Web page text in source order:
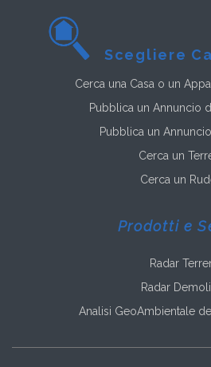
Scegliere
Cerca una Casa o un
Pubblica un Annuncio
Pubblica un
Cerca un
Cerca un
Prodotti e
Radar
Radar
Analisi GeoAmbientale